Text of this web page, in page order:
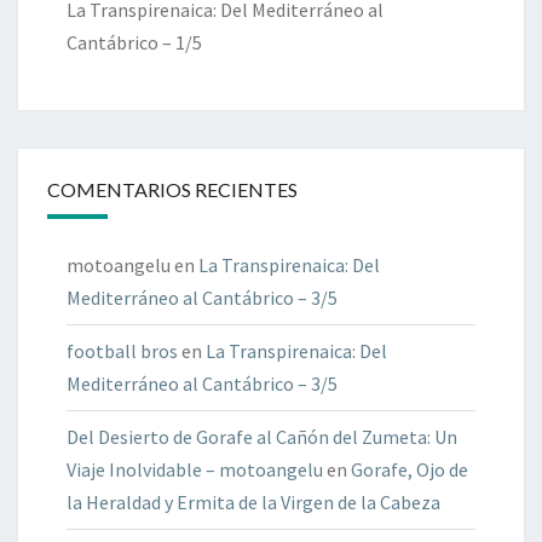
La Transpirenaica: Del Mediterráneo al
Cantábrico – 1/5
COMENTARIOS RECIENTES
motoangelu en La Transpirenaica: Del
Mediterráneo al Cantábrico – 3/5
football bros en La Transpirenaica: Del
Mediterráneo al Cantábrico – 3/5
Del Desierto de Gorafe al Cañón del Zumeta: Un
Viaje Inolvidable – motoangelu en Gorafe, Ojo de
la Heraldad y Ermita de la Virgen de la Cabeza